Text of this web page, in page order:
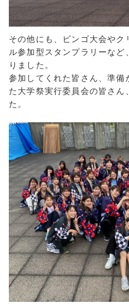
その他にも、ビンゴ大会やク
ル参加型スタンプラリーな
りました。
参加してくれた皆さん、準
た大学祭実行委員会の皆さん
た。